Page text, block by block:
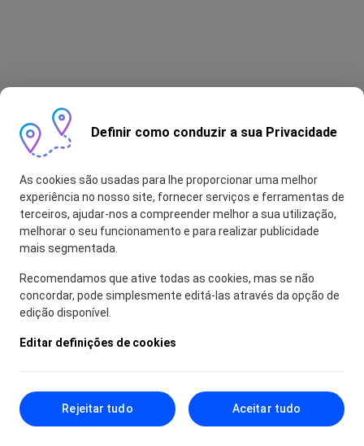
Definir como conduzir a sua Privacidade
As cookies são usadas para lhe proporcionar uma melhor
experiência no nosso site, fornecer serviços e ferramentas de
terceiros, ajudar-nos a compreender melhor a sua utilização,
melhorar o seu funcionamento e para realizar publicidade
mais segmentada.
Recomendamos que ative todas as cookies, mas se não
concordar, pode simplesmente editá-las através da opção de
edição disponível.
Editar definições de cookies
Rejeitar tudo Aceitar tudo